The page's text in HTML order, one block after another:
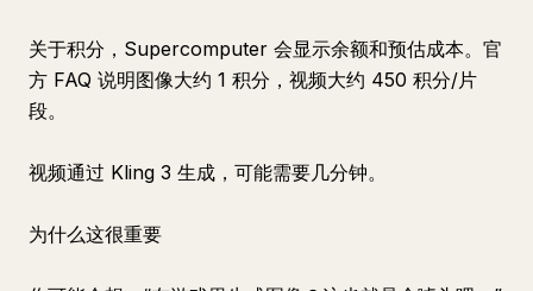
关于积分，Supercomputer 会显示余额和预估成本。官
方 FAQ 说明图像大约 1 积分，视频大约 450 积分/片
段。
视频通过 Kling 3 生成，可能需要几分钟。
为什么这很重要